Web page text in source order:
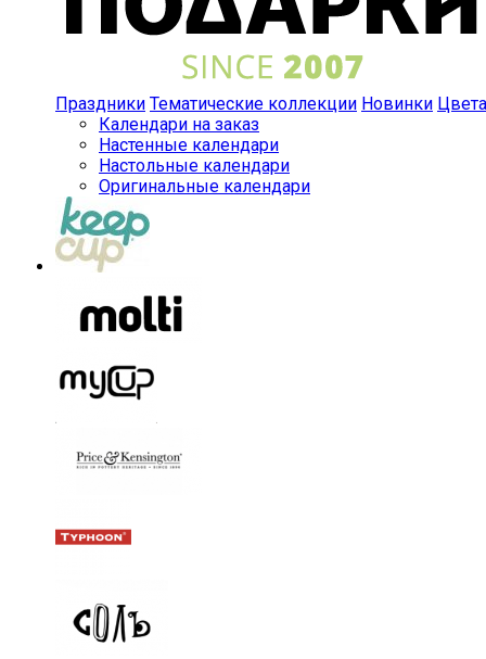
Праздники Тематические коллекции Новинки Цвета
Календари на заказ
Настенные календари
Настольные календари
Оригинальные календари